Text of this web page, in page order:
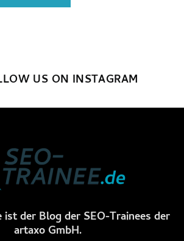
US ON INSTAGRAM
ist der Blog der SEO-Trainees der
artaxo GmbH.